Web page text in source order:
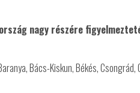
nagy részére
Bács-Kiskun, Békés, Csongrád,